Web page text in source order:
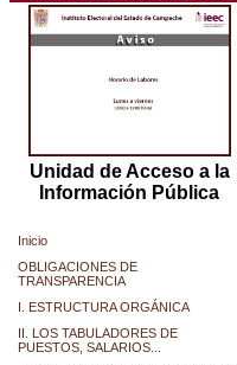
Unidad de Acceso a la
Información Pública
Inicio
OBLIGACIONES DE
TRANSPARENCIA
I. ESTRUCTURA ORGÁNICA
II. LOS TABULADORES DE
PUESTOS, SALARIOS...